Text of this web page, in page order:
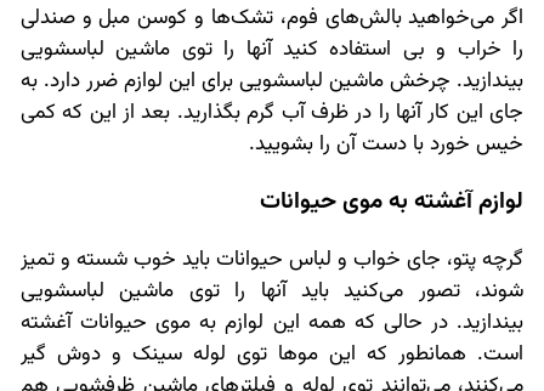
اگر می‌خواهید بالش‌های فوم، تشک‌ها و کوسن مبل و صندلی
را خراب و بی استفاده کنید آنها را توی ماشین لباسشویی
بیندازید. چرخش ماشین لباسشویی برای این لوازم ضرر دارد. به
جای این کار آنها را در ظرف آب گرم بگذارید. بعد از این که کمی
خیس خورد با دست آن را بشویید.
لوازم آغشته به موی حیوانات
گرچه پتو، جای خواب و لباس حیوانات باید خوب شسته و تمیز
شوند، تصور می‌کنید باید آنها را توی ماشین لباسشویی
بیندازید. در حالی که همه این لوازم به موی حیوانات آغشته
است. همانطور که این موها توی لوله سینک و دوش گیر